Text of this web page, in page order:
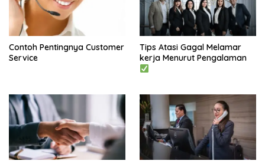
Contoh Pentingnya Customer
Service
Tips Atasi Gagal Melamar
kerja Menurut Pengalaman